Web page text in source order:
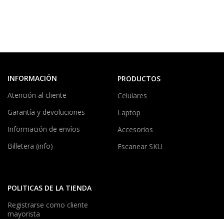
INFORMACIÓN
Atención al cliente
Garantía y devoluciones
Información de envíos
Billetera (info)
PRODUCTOS
Celulares
Laptop
Accesorios
Escanear SKU
POLITICAS DE LA TIENDA
Registrarse como cliente
mayorista